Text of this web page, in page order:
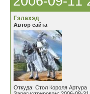
Гэлахэд
Автор сайта
Откуда: Стол Короля Артура